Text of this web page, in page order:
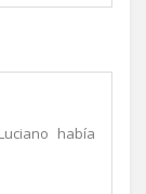
había